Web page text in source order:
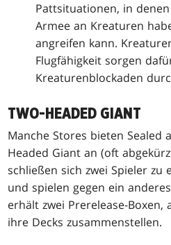
Pattsituationen, in
Armee an Kreaturen
angreifen kann.
Flugfähigkeit sorgen
Kreaturenblockaden
TWO-HEADED GIANT
Manche Stores bieten Sealed
Headed Giant an (oft
schließen sich zwei Spieler zu
und spielen gegen ein
erhält zwei Prerelease-Boxen,
ihre Decks zusammenstellen.